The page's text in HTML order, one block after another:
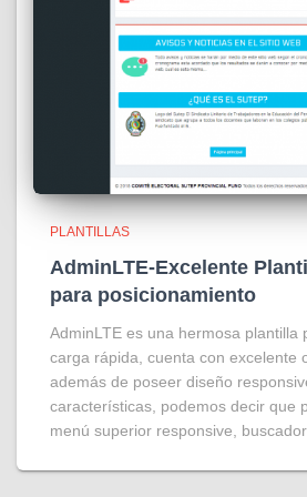
PLANTILLAS
AdminLTE-Excelente
para posicionamiento
AdminLTE es una hermosa plantilla
carga rápida, cuenta con excelente
además de poseer diseño
características, podemos decir que
menú superior responsive, buscador